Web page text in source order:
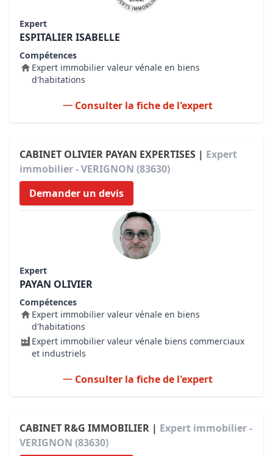
Expert
ESPITALIER ISABELLE
Compétences
Expert immobilier valeur vénale en biens
d'habitations
Consulter la fiche de l'expert
CABINET OLIVIER PAYAN EXPERTISES | Expert
immobilier - VERIGNON (83630)
Demander un devis
Expert
PAYAN OLIVIER
Compétences
Expert immobilier valeur vénale en biens
d'habitations
Expert immobilier valeur vénale biens commerciaux
et industriels
Consulter la fiche de l'expert
CABINET R&G IMMOBILIER | Expert immobilier -
VERIGNON (83630)